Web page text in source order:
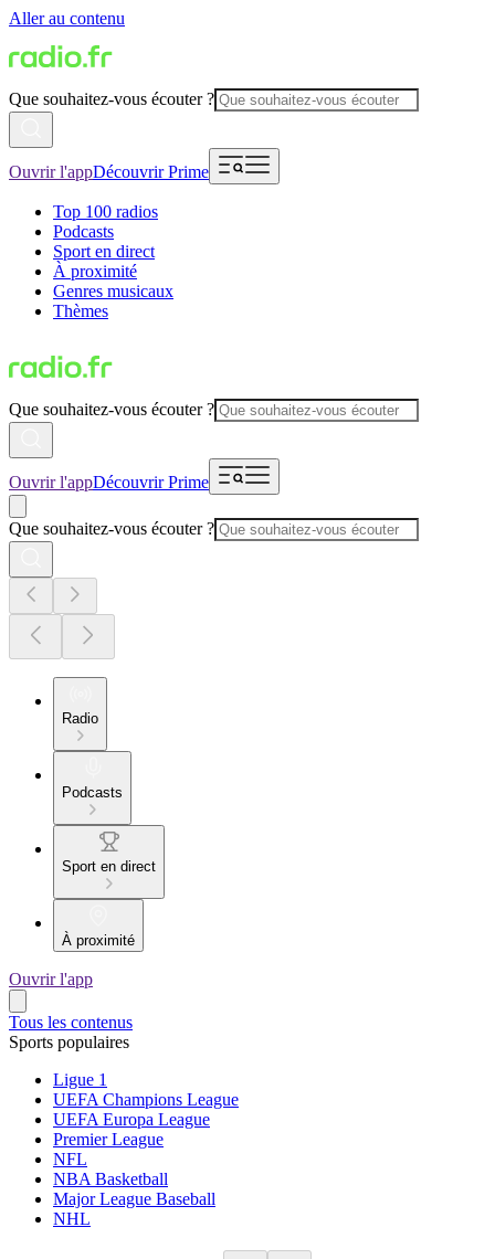
Aller au contenu
Que souhaitez-vous écouter ?
Ouvrir l'appDécouvrir Prime
Top 100 radios
Podcasts
Sport en direct
À proximité
Genres musicaux
Thèmes
Que souhaitez-vous écouter ?
Ouvrir l'appDécouvrir Prime
Que souhaitez-vous écouter ?
Radio
Podcasts
Sport en direct
À proximité
Ouvrir l'app
Tous les contenus
Sports populaires
Ligue 1
UEFA Champions League
UEFA Europa League
Premier League
NFL
NBA Basketball
Major League Baseball
NHL